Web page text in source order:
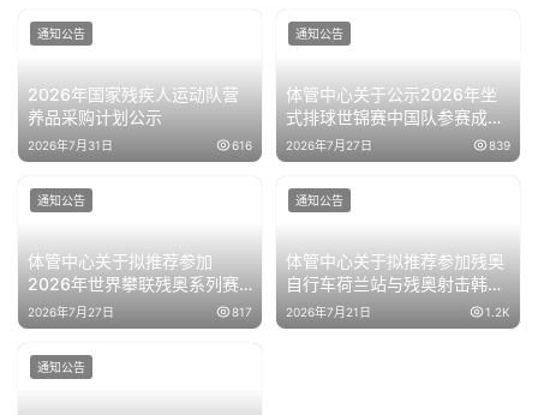
2026年国家残疾人运动队营
养品采购计划公示
2026年7月31日 616
通知公告
体管中心关于公示2026年坐
式排球世锦赛中国队参赛成绩
的通知
2026年7月27日 839
通知公告
体管中心关于拟推荐参加
2026年世界攀联残奥系列赛
韩国站运动员名单公示的通知
2026年7月27日 817
通知公告
体管中心关于拟推荐参加残奥
自行车荷兰站与残奥射击韩国
站运动员名单公示的通知
2026年7月21日 1.2K
通知公告
通知公告